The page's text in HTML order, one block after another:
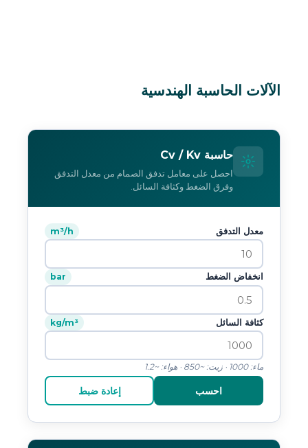
الآلات الحاسبة الهندسية
حاسبة Cv / Kv
احصل على معامل تدفق الصمام من معدل التدفق
وفرق الضغط وكثافة السائل.
معدل التدفق m³/h
انخفاض الضغط bar
كثافة السائل kg/m³
ماء: 1000 · زيت: ~850 · هواء: ~1.2
احسب إعادة ضبط